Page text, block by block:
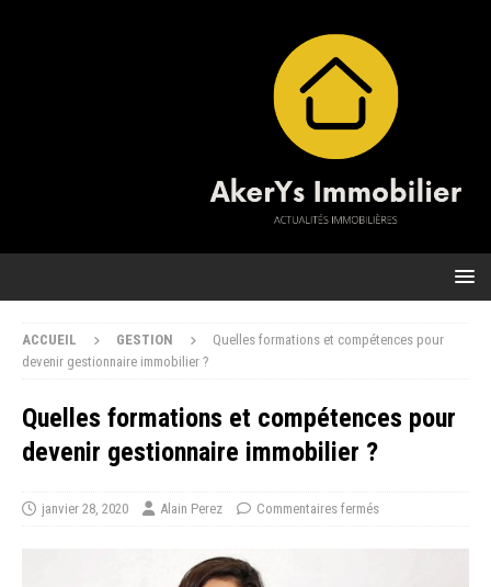
ACCUEIL GESTION
Quelles formations et compétences pour
devenir gestionnaire immobilier ?
Quelles formations et compétences pour
devenir gestionnaire immobilier ?
janvier 28, 2020 Alain Perez Commentaires fermés